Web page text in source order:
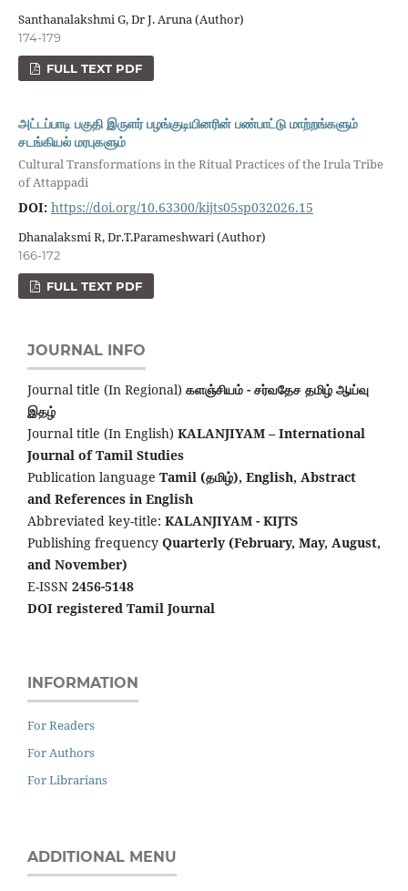
Santhanalakshmi G, Dr J. Aruna (Author)
174-179
FULL TEXT PDF
அட்டப்பாடி பகுதி இருளர் பழங்குடியினரின் பண்பாட்டு மாற்றங்களும்
சடங்கியல் மரபுகளும்
Cultural Transformations in the Ritual Practices of the Irula Tribe
of Attappadi
DOI: https://doi.org/10.63300/kijts05sp032026.15
Dhanalaksmi R, Dr.T.Parameshwari (Author)
166-172
FULL TEXT PDF
JOURNAL INFO
Journal title (In Regional) களஞ்சியம் - சர்வதேச தமிழ் ஆய்வு
இதழ்
Journal title (In English) KALANJIYAM – International
Journal of Tamil Studies
Publication language Tamil (தமிழ்), English, Abstract
and References in English
Abbreviated key-title: KALANJIYAM - KIJTS
Publishing frequency Quarterly (February, May, August,
and November)
E-ISSN 2456-5148
DOI registered Tamil Journal
INFORMATION
For Readers
For Authors
For Librarians
ADDITIONAL MENU